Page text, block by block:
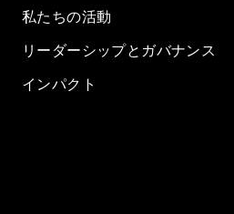
私たちの活動
リーダーシップとガバナンス
インパクト